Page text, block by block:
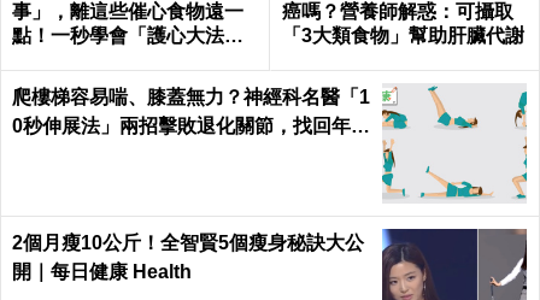
事」，離這些催心食物遠一
點！一秒學會「護心大法」
癌嗎？營養師解惑：可攝取
「3大類食物」幫助肝臟代謝
爬樓梯容易喘、膝蓋無力？神經科名醫「1
0秒伸展法」兩招擊敗退化關節，找回年輕
2個月瘦10公斤！全智賢5個瘦身秘訣大公
開｜每日健康 Health